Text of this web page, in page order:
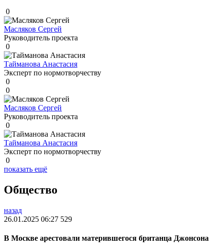
0
Масляков Сергей
Руководитель проекта
0
Тайманова Анастасия
Эксперт по нормотворчеству
0
0
Масляков Сергей
Руководитель проекта
0
Тайманова Анастасия
Эксперт по нормотворчеству
0
показать ещё
Общество
назад
26.01.2025 06:27 529
В Москве арестовали матерившегося британца Джонсона